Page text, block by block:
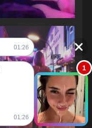
01:26
01:26
1